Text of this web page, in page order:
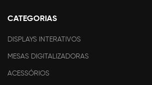
CATEGORIAS
DISPLAYS INTERATIVOS
MESAS DIGITALIZADORAS
ACESSÓRIOS